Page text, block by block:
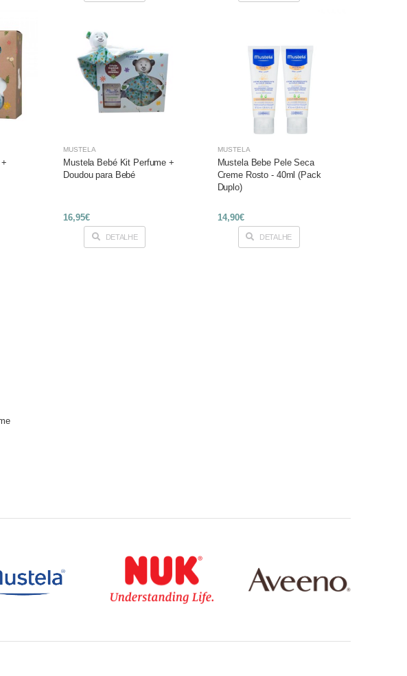
MUSTELA
Mustela Bebé Kit Perfume +
Doudou para Bebé
16,95€
DETALHE
MUSTELA
Mustela Bebe Pele Seca
Creme Rosto - 40ml (Pack
Duplo)
14,90€
DETALHE